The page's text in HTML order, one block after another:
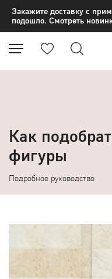
Закажите доставку с
подошло. Смотреть
Как
фигуры
Подробное руководство